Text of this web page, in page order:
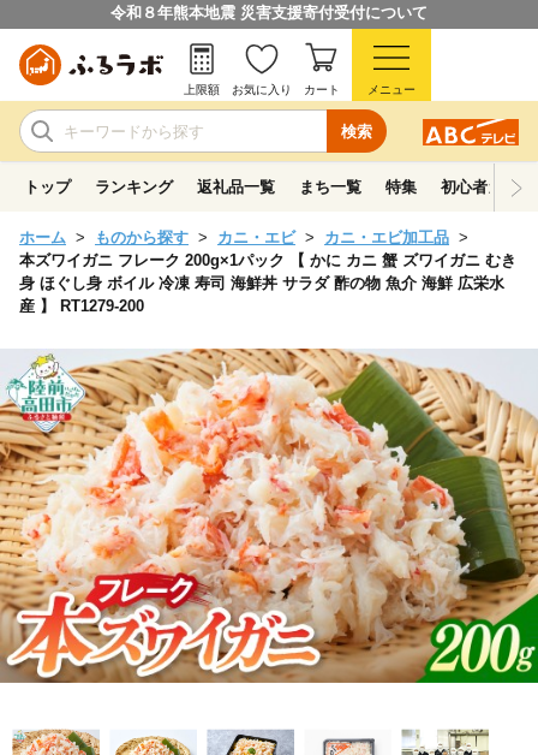
令和８年熊本地震 災害支援寄付受付について
検索
上限額 お気に入り カート メニュー
トップ ランキング 返礼品一覧 まち一覧 特集 初心者ガイド
ホーム ものから探す カニ・エビ
カニ・エビ加工品
本ズワイガニ フレーク 200g×1パック 【 かに カニ 蟹 ズワイガニ むき
身 ほぐし身 ボイル 冷凍 寿司 海鮮丼 サラダ 酢の物 魚介 海鮮 広栄水
産 】 RT1279-200